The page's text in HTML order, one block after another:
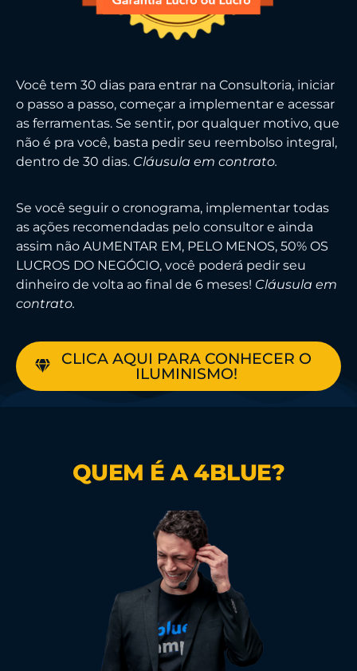
Você tem 30 dias para entrar na Consultoria, iniciar
o passo a passo, começar a implementar e acessar
as ferramentas. Se sentir, por qualquer motivo, que
não é pra você, basta pedir seu reembolso integral,
dentro de 30 dias. Cláusula em contrato.
Se você seguir o cronograma, implementar todas
as ações recomendadas pelo consultor e ainda
assim não AUMENTAR EM, PELO MENOS, 50% OS
LUCROS DO NEGÓCIO, você poderá pedir seu
dinheiro de volta ao final de 6 meses! Cláusula em
contrato.
CLICA AQUI PARA CONHECER O
ILUMINISMO!
QUEM É A 4BLUE?